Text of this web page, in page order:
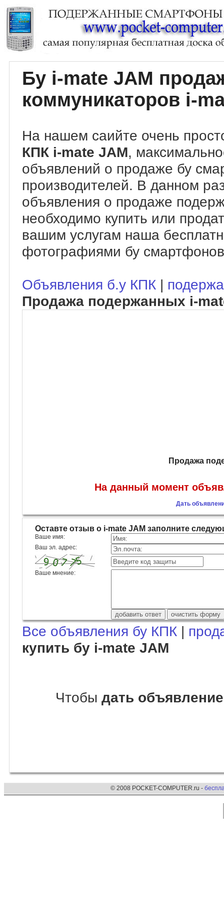
Бу i-mate JAM
коммуникаторов i-
На нашем саийте очень
КПК i-mate JAM,
объявлений о продаже бу
производителей. В данном
объявления о продаже
необходимо купить или
вашим услугам наша
фотографиями бу
Объявления б.у КПК |
Продажа подержанных i-
Продажа
На данный момент
Дать
Оставте отзыв о i-mate JAM заполните
Ваше имя:
Ваш эл. адрес:
Ваше мнение:
Все объявления бу КПК |
купить бу i-mate JAM
Чтобы дать
© 2008 POCKET-COMPUTER.ru -